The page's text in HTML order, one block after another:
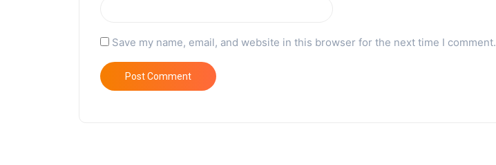
Save my name, email, and website in this browser for the next time I comment.